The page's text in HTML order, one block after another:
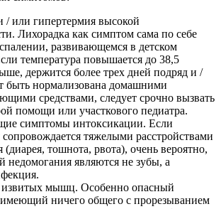
/ или гипертермия высокой
Лихорадка как симптом сама по себе
развивающемся в детском
температура повышается до 38,5
держится более трех дней подряд и /
быть нормализована домашними
средствами, следует срочно вызвать
помощи или участкового педиатра.
симптомы интоксикации. Если
тяжелыми расстройствами
тошнота, рвота), очень вероятно,
недомогания являются не зубы, а
мышц. Особенно опасный
ничего общего с прорезыванием